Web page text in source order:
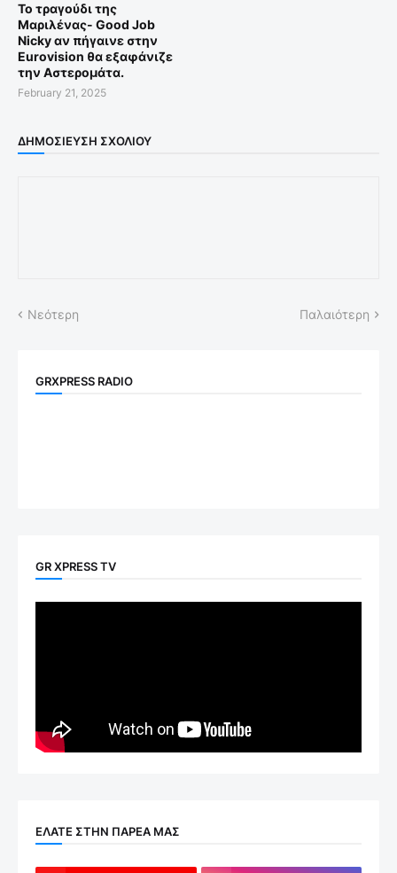
Το τραγούδι της
Μαριλένας- Good Job
Nicky αν πήγαινε στην
Eurovision θα εξαφάνιζε
την Αστερομάτα.
February 21, 2025
ΔΗΜΟΣΊΕΥΣΗ ΣΧΟΛΊΟΥ
Νεότερη Παλαιότερη
GRXPRESS RADIO
GR XPRESS TV
ΕΛΑΤΕ ΣΤΗΝ ΠΑΡΕΑ ΜΑΣ